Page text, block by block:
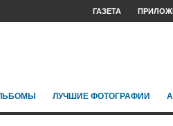
ГАЗЕТА
ЛУЧШИЕ ФОТОГРАФИИ